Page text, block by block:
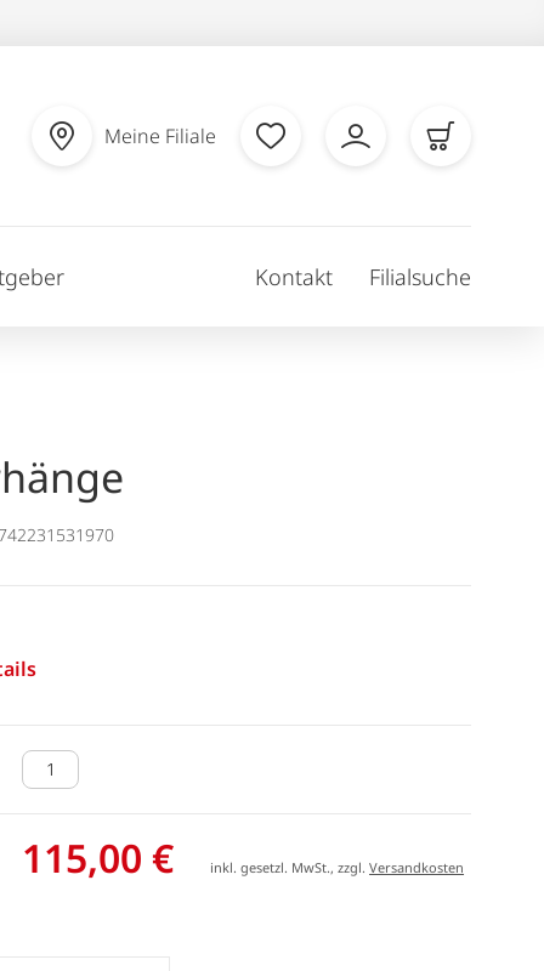
Meine Filiale
Kontakt Filialsuche
115,00 € inkl. gesetzl. MwSt., zzgl.Versandkosten